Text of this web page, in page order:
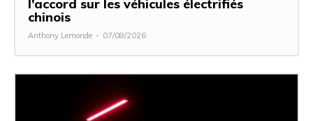
l’accord sur les véhicules électrifiés
chinois
Anthony Lemonde - 07/08/2026